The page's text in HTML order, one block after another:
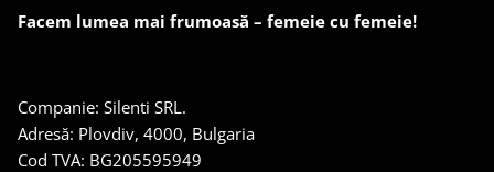
Facem lumea mai frumoasă – femeie cu femeie!
Companie: Silenti SRL.
Adresă: Plovdiv, 4000, Bulgaria
Cod TVA: BG205595949